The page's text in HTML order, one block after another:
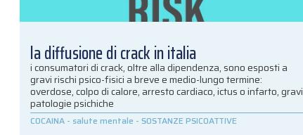
la diffusione di crack in italia
i consumatori di crack, oltre alla dipendenza, sono esposti a
gravi rischi psico-fisici a breve e medio-lungo termine:
overdose, colpo di calore, arresto cardiaco, ictus o infarto, gravi
patologie psichiche
COCAINA - salute mentale -SOSTANZE PSICOATTIVE